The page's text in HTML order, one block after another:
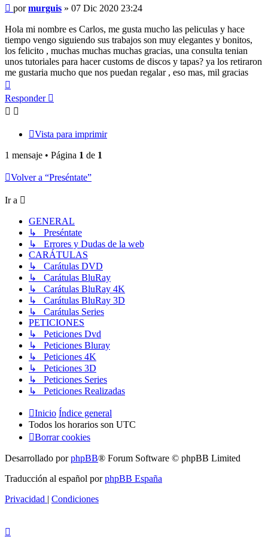
Mensaje
pormurguis » 07 Dic 2020 23:24
Hola mi nombre es Carlos, me gusta mucho las peliculas y hace
tiempo vengo siguiendo sus trabajos son muy elegantes y bonitos,
los felicito , muchas muchas muchas gracias, una consulta tenian
unos tutoriales para hacer customs de discos y tapas? ya los retiraron
me gustaria mucho que nos puedan regalar , eso mas, mil gracias
Responder
Vista para imprimir
1 mensaje • Página 1 de 1
Volver a “Preséntate”
Ir a
GENERAL
↳ Preséntate
↳ Errores y Dudas de la web
CARÁTULAS
↳ Carátulas DVD
↳ Carátulas BluRay
↳ Carátulas BluRay 4K
↳ Carátulas BluRay 3D
↳ Carátulas Series
PETICIONES
↳ Peticiones Dvd
↳ Peticiones Bluray
↳ Peticiones 4K
↳ Peticiones 3D
↳ Peticiones Series
↳ Peticiones Realizadas
Inicio Índice general
Todos los horarios son UTC
Borrar cookies
Desarrollado porphpBB® Forum Software © phpBB Limited
Traducción al español porphpBB España
Privacidad | Condiciones